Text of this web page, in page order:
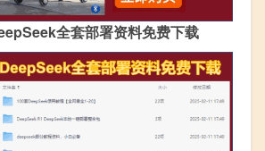
全套部署资料免费下载